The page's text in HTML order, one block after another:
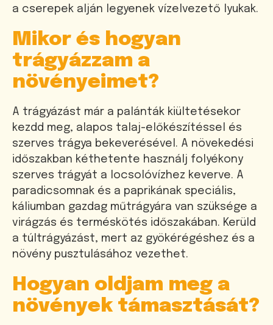
a cserepek alján legyenek vízelvezető lyukak.
Mikor és hogyan
trágyázzam a
növényeimet?
A trágyázást már a palánták kiültetésekor
kezdd meg, alapos talaj-előkészítéssel és
szerves trágya bekeverésével. A növekedési
időszakban kéthetente használj folyékony
szerves trágyát a locsolóvízhez keverve. A
paradicsomnak és a paprikának speciális,
káliumban gazdag műtrágyára van szüksége a
virágzás és terméskötés időszakában. Kerüld
a túltrágyázást, mert az gyökérégéshez és a
növény pusztulásához vezethet.
Hogyan oldjam meg a
növények támasztását?